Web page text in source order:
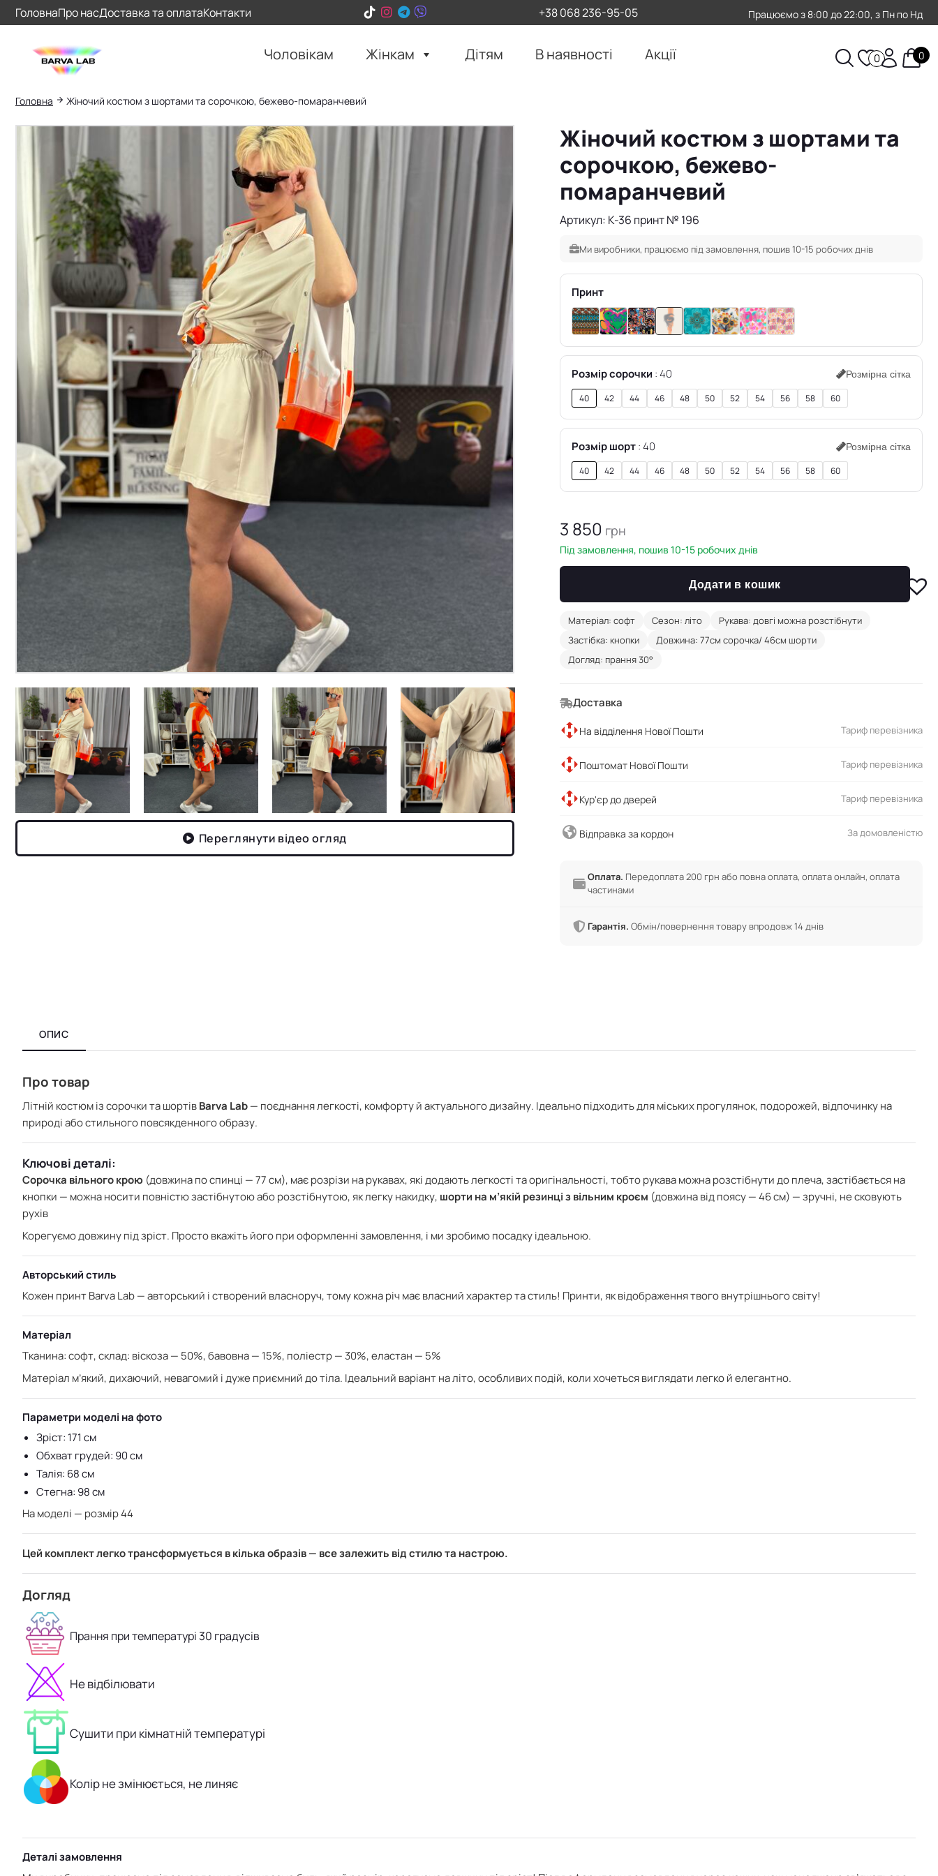
ГоловнаПро насДоставка та оплатаКонтакти +38 068 236-95-05 Працюємо з 8:00 до 22:00, з Пн по Нд
Чоловікам Жінкам Дітям В наявності Акції 0 0
Головна Жіночий костюм з шортами та сорочкою, бежево-помаранчевий
Переглянути відео огляд
Жіночий костюм з шортами та
сорочкою, бежево-
помаранчевий
Артикул: K-36 принт № 196
Ми виробники, працюємо під замовлення, пошив 10-15 робочих днів
Принт
Розмір сорочки 40 Розмірна сітка
40 42 44 46 48 50 52 54 56 58 60
Розмір шорт 40 Розмірна сітка
40 42 44 46 48 50 52 54 56 58 60
3 850 грн
Під замовлення, пошив 10-15 робочих днів
Додати в кошик
Матеріал: софт Сезон: літо
Рукава: довгі можна розстібнути
Застібка: кнопки
Довжина: 77см сорочка/ 46см шорти
Догляд: прання 30°
Доставка
На відділення Нової Пошти Тариф перевізника
Поштомат Нової Пошти Тариф перевізника
Кур'єр до дверей Тариф перевізника
Відправка за кордон За домовленістю
Оплата. Передоплата 200 грн або повна оплата, оплата онлайн, оплата
частинами
Гарантія. Обмін/повернення товару впродовж 14 днів
ОПИС
Про товар
Літній костюм із сорочки та шортівBarva Lab— поєднання легкості, комфорту й актуального дизайну. Ідеально підходить для міських прогулянок, подорожей, відпочинку на
природі або стильного повсякденного образу.
Ключові деталі:
Сорочка вільного крою (довжина по спинці — 77 см), має розрізи на рукавах, які додають легкості та оригінальності, тобто рукава можна розстібнути до плеча, застібається на
кнопки — можна носити повністю застібнутою або розстібнутою, як легку накидку, шорти на м’якій резинці з вільним кроєм (довжина від поясу — 46 см) — зручні, не сковують
рухів
Корегуємо довжину під зріст. Просто вкажіть його при оформленні замовлення, і ми зробимо посадку ідеальною.
Авторський стиль
Кожен принт Barva Lab — авторський і створений власноруч, тому кожна річ має власний характер та стиль! Принти, як відображення твого внутрішнього світу!
Матеріал
Тканина: софт,склад: віскоза — 50%, бавовна — 15%, поліестр — 30%, еластан — 5%
Матеріал м’який, дихаючий, невагомий і дуже приємний до тіла. Ідеальний варіант на літо, особливих подій, коли хочеться виглядати легко й елегантно.
Параметри моделі на фото
Зріст: 171 см
Обхват грудей: 90 см
Талія: 68 см
Стегна: 98 см
На моделі — розмір 44
Цей комплект легко трансформується в кілька образів — все залежить від стилю та настрою.
Догляд
Прання при температурі 30 градусів
Не відбілювати
Сушити при кімнатній температурі
Колір не змінюється, не линяє
Деталі замовлення